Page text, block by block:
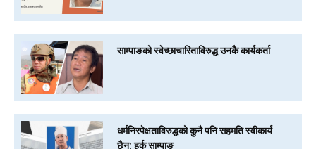
साम्पाङको स्वेच्छाचारिताविरुद्ध उनकै कार्यकर्ता
धर्मनिरपेक्षताविरुद्धको कुनै पनि सहमति स्वीकार्य
छैन: हर्क साम्पाङ